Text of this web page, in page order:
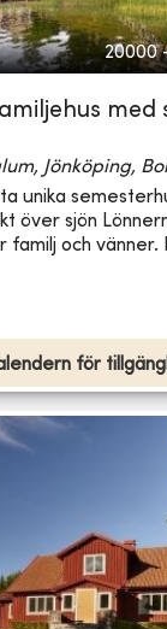
20000
med
Jönköping,
unika
över sjön
familj och vänner.
för